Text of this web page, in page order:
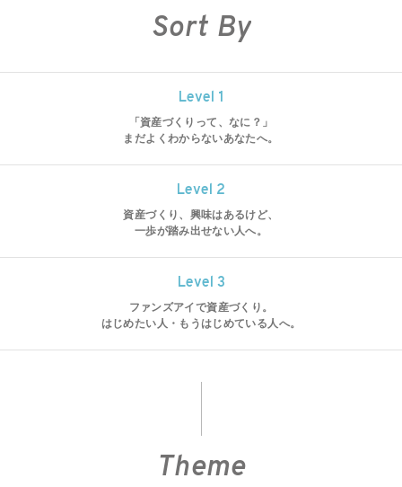
Sort By
Level 1
「資産づくりって、なに？」
まだよくわからないあなたへ。
Level 2
資産づくり、興味はあるけど、
一歩が踏み出せない人へ。
Level 3
ファンズアイで資産づくり。
はじめたい人・もうはじめている人へ。
Theme